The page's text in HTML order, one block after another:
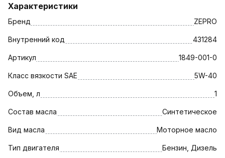
Характеристики
Бренд ZEPRO
Внутренний код 431284
Артикул 1849-001-0
Класс вязкости SAE 5W-40
Объем, л 1
Состав масла Синтетическое
Вид масла Моторное масло
Тип двигателя Бензин, Дизель